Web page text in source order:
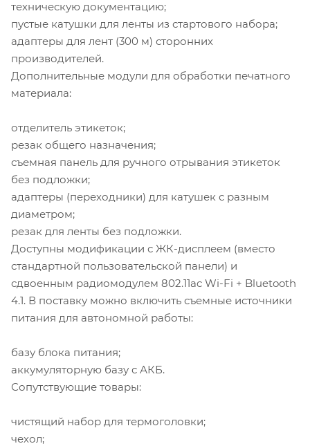
техническую документацию;
пустые катушки для ленты из стартового набора;
адаптеры для лент (300 м) сторонних
производителей.
Дополнительные модули для обработки печатного
материала:
отделитель этикеток;
резак общего назначения;
съемная панель для ручного отрывания этикеток
без подложки;
адаптеры (переходники) для катушек с разным
диаметром;
резак для ленты без подложки.
Доступны модификации с ЖК-дисплеем (вместо
стандартной пользовательской панели) и
сдвоенным радиомодулем 802.11ac Wi-Fi + Bluetooth
4.1. В поставку можно включить съемные источники
питания для автономной работы:
базу блока питания;
аккумуляторную базу с АКБ.
Сопутствующие товары:
чистящий набор для термоголовки;
чехол;